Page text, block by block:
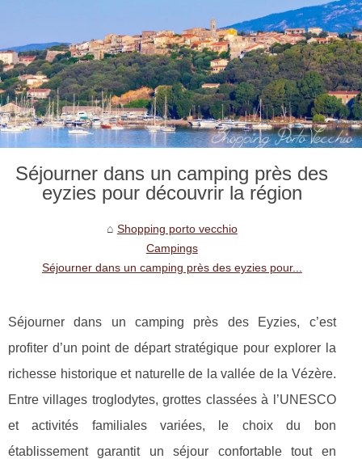
Séjourner dans un camping près des
eyzies pour découvrir la région
Shopping porto vecchio
Campings
Séjourner dans un camping près des eyzies pour...
Séjourner dans un camping près des Eyzies, c’est
profiter d’un point de départ stratégique pour explorer la
richesse historique et naturelle de la vallée de la Vézère.
Entre villages troglodytes, grottes classées à l’UNESCO
et activités familiales variées, le choix du bon
établissement garantit un séjour confortable tout en